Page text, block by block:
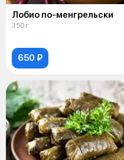
Лобио по-менгрельски
350 г
650 ₽